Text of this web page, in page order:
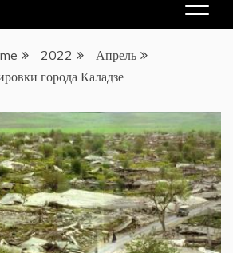
2022
Апрель
города Каладзе